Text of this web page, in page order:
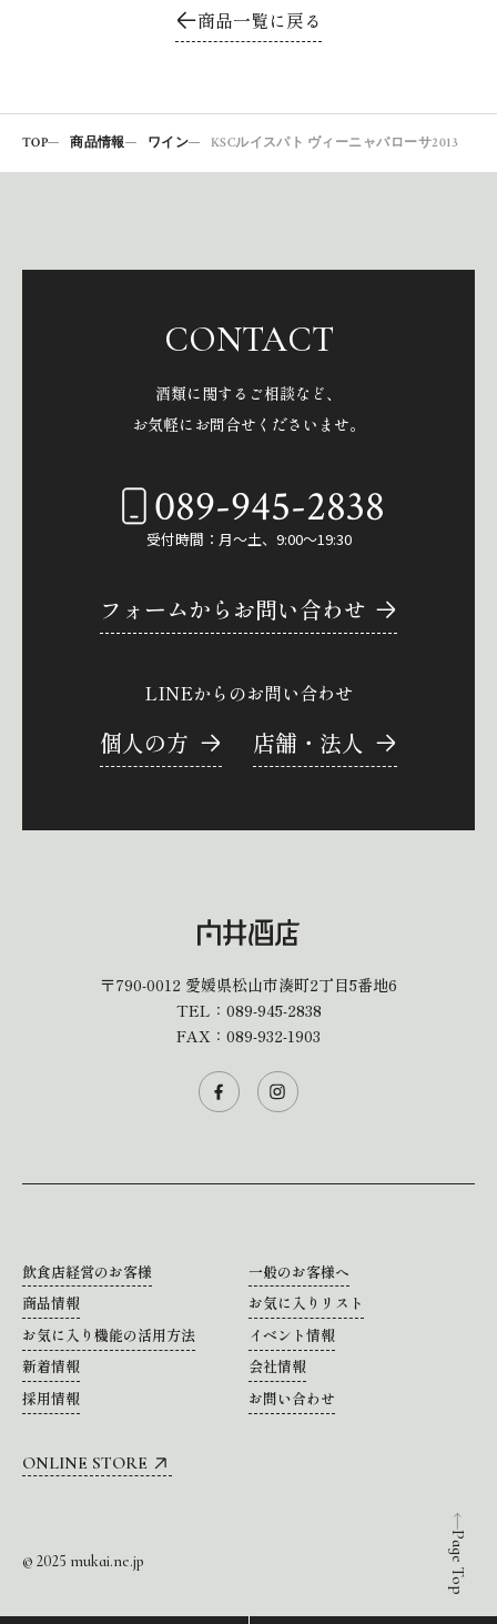
商品一覧に戻る
TOP 商品情報 ワイン KSCルイスパト ヴィーニャバローサ2013
Page Top
CONTACT
酒類に関するご相談など、
お気軽にお問合せくださいませ。
089-945-2838
受付時間：月～土、9:00～19:30
フォームからお問い合わせ
LINEからのお問い合わせ
個人の方 店舗・法人
〒790-0012 愛媛県松山市湊町2丁目5番地6
TEL： 089-945-2838
FAX：089-932-1903
飲食店経営のお客様
一般のお客様へ
商品情報
お気に入りリスト
お気に入り機能の活用方法
イベント情報
新着情報
会社情報
採用情報
お問い合わせ
ONLINE STORE
© 2025 mukai.ne.jp